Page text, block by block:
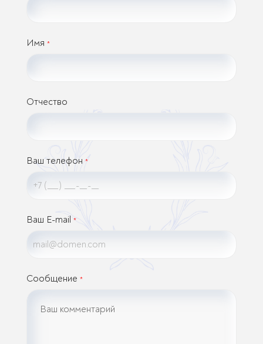
Имя *
Отчество
Ваш телефон *
Ваш E-mail *
Сообщение *